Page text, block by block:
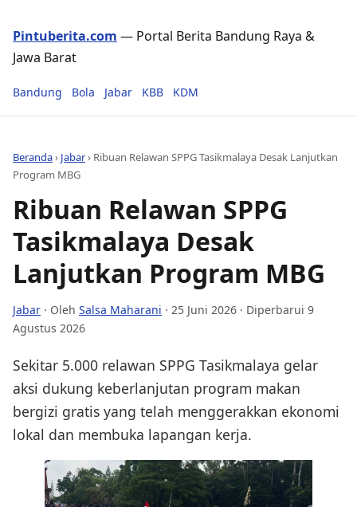
Pintuberita.com — Portal Berita Bandung Raya &
Jawa Barat
Bandung Bola Jabar KBB KDM
Beranda› Jabar› Ribuan Relawan SPPG Tasikmalaya Desak Lanjutkan
Program MBG
Ribuan Relawan SPPG
Tasikmalaya Desak
Lanjutkan Program MBG
Jabar · Oleh Salsa Maharani · 25 Juni 2026 · Diperbarui 9
Agustus 2026
Sekitar 5.000 relawan SPPG Tasikmalaya gelar
aksi dukung keberlanjutan program makan
bergizi gratis yang telah menggerakkan ekonomi
lokal dan membuka lapangan kerja.